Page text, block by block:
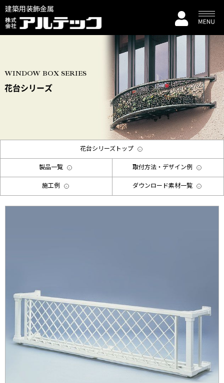
建築用装飾金属
WINDOW BOX SERIES
花台シリーズ
花台シリーズトップ
製品一覧 取付方法・デザイン例
施工例 ダウンロード素材一覧